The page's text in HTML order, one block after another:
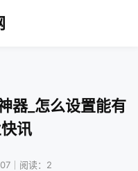
器_怎么设置能有
讯
｜阅读：2